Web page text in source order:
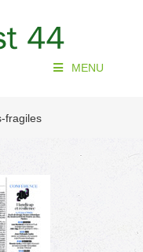
MENU
fragiles